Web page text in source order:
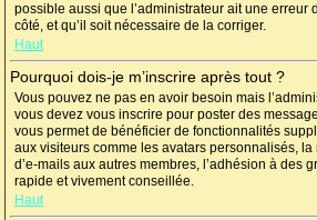
possible aussi que l’administrateur ait une erreur
côté, et qu’il soit nécessaire de la corriger.
Haut
Pourquoi dois-je m’inscrire après tout ?
Vous pouvez ne pas en avoir besoin mais
vous devez vous inscrire pour poster des
vous permet de bénéficier de fonctionnalités
aux visiteurs comme les avatars personnalisés, la
d’e-mails aux autres membres, l’adhésion à des
rapide et vivement conseillée.
Haut